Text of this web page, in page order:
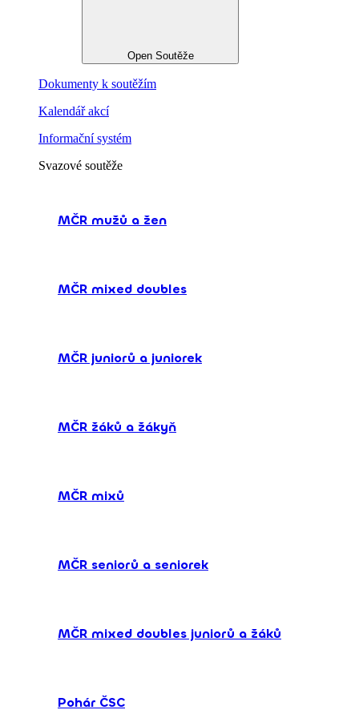
Open Soutěže
Dokumenty k soutěžím
Kalendář akcí
Informační systém
Svazové soutěže
MČR mužů a žen
MČR mixed doubles
MČR juniorů a juniorek
MČR žáků a žákyň
MČR mixů
MČR seniorů a seniorek
MČR mixed doubles juniorů a žáků
Pohár ČSC